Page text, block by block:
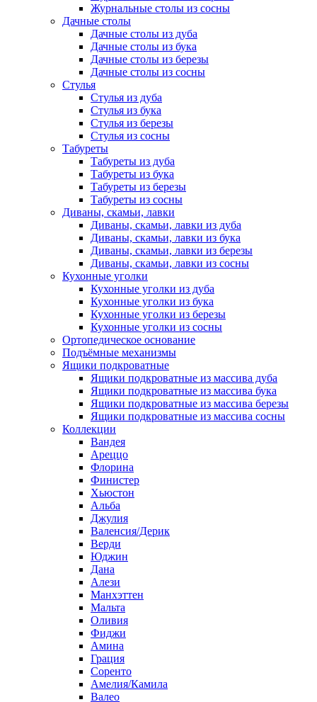
Журнальные столы из сосны
Дачные столы
Дачные столы из дуба
Дачные столы из бука
Дачные столы из березы
Дачные столы из сосны
Стулья
Стулья из дуба
Стулья из бука
Стулья из березы
Стулья из сосны
Табуреты
Табуреты из дуба
Табуреты из бука
Табуреты из березы
Табуреты из сосны
Диваны, скамьи, лавки
Диваны, скамьи, лавки из дуба
Диваны, скамьи, лавки из бука
Диваны, скамьи, лавки из березы
Диваны, скамьи, лавки из сосны
Кухонные уголки
Кухонные уголки из дуба
Кухонные уголки из бука
Кухонные уголки из березы
Кухонные уголки из сосны
Ортопедическое основание
Подъёмные механизмы
Ящики подкроватные
Ящики подкроватные из массива дуба
Ящики подкроватные из массива бука
Ящики подкроватные из массива березы
Ящики подкроватные из массива сосны
Коллекции
Вандея
Ареццо
Флорина
Финистер
Хьюстон
Альба
Джулия
Валенсия/Дерик
Верди
Юджин
Дана
Алези
Манхэттен
Мальта
Оливия
Фиджи
Амина
Грация
Соренто
Амелия/Камила
Валео